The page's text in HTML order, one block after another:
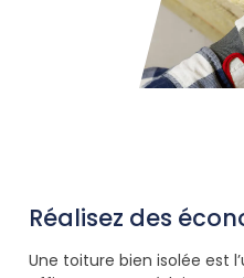
Réalisez des
Une toiture bien isolée est